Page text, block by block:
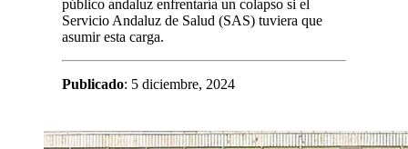
público andaluz enfrentaría un colapso si el
Servicio Andaluz de Salud (SAS) tuviera que
asumir esta carga.
Publicado: 5 diciembre, 2024